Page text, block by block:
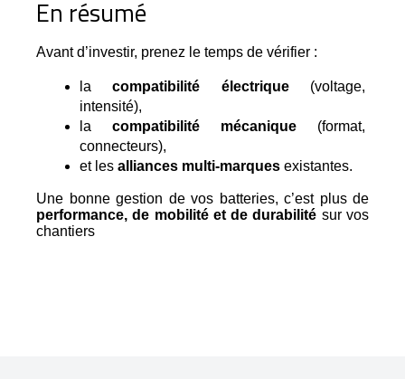
En résumé
Avant d’investir, prenez le temps de vérifier :
la compatibilité électrique (voltage,
intensité),
la compatibilité mécanique (format,
connecteurs),
et les alliances multi-marques existantes.
Une bonne gestion de vos batteries, c’est plus de
performance, de mobilité et de durabilité sur vos
chantiers